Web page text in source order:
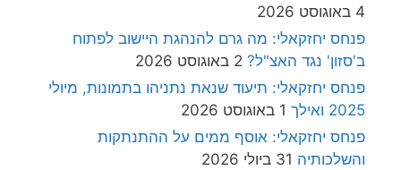
4 באוגוסט 2026
פנחס יחזקאלי: מה גרם להנהגת היישוב לפתוח
ב'סזון' נגד האצ"ל? 2 באוגוסט 2026
פנחס יחזקאלי: תיעוד שנאת נתניהו בתמונות, מיולי
2025 ואילך
1 באוגוסט 2026
פנחס יחזקאלי: אוסף ממים על ההתנתקות
והשלכותיה 31 ביולי 2026